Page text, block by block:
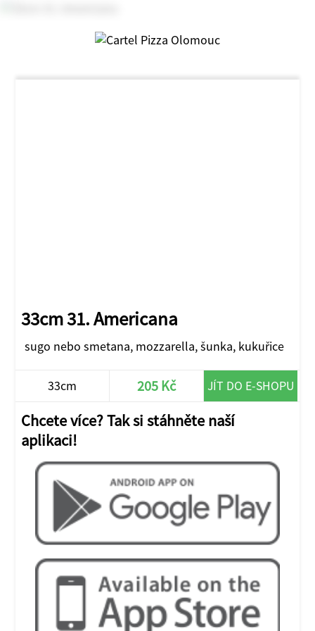
33cm 31. Americana
sugo nebo smetana, mozzarella, šunka, kukuřice
33cm 205 Kč JÍT DO E-SHOPU
Chcete více? Tak si stáhněte naší
aplikaci!